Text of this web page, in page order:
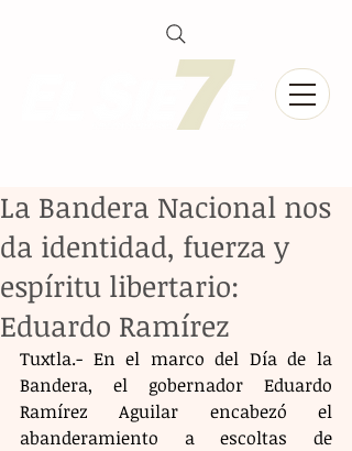
La Bandera Nacional nos
da identidad, fuerza y
espíritu libertario:
Eduardo Ramírez
Tuxtla.- En el marco del Día de la
Bandera, el gobernador Eduardo
Ramírez Aguilar encabezó el
abanderamiento a escoltas de